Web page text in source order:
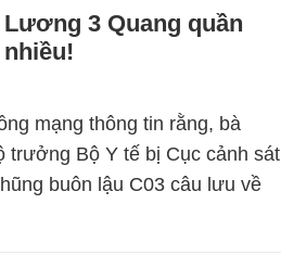
3 Quang quần
mạng thông tin rằng, bà
trưởng Bộ Y tế bị Cục cảnh sát
buôn lậu C03 câu lưu về